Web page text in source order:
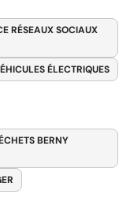
RÉSEAUX SOCIAUX
ÉLECTRIQUES
BERNY